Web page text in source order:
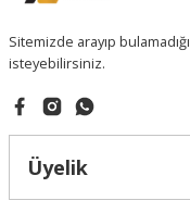
Sitemizde arayıp
isteyebilirsiniz.
Üyelik